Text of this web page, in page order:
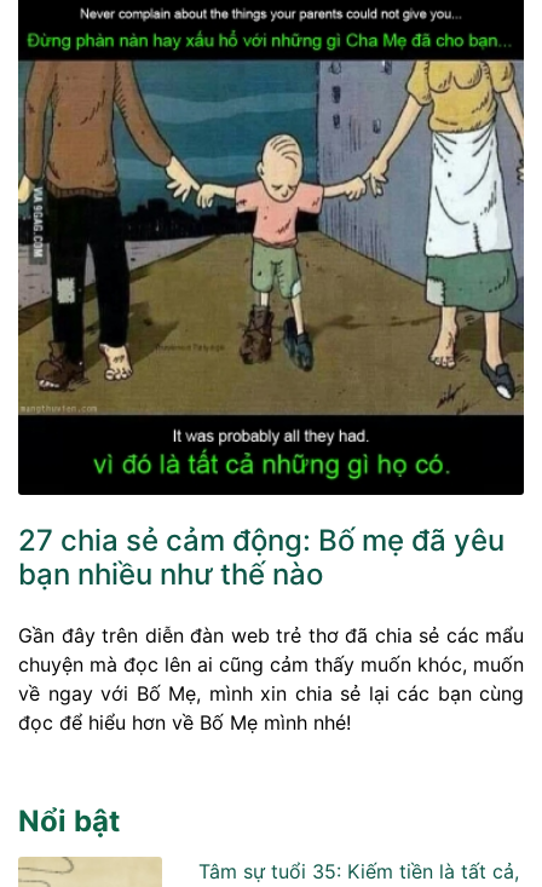
27 chia sẻ cảm động: Bố mẹ đã yêu
bạn nhiều như thế nào
Gần đây trên diễn đàn web trẻ thơ đã chia sẻ các mẩu
chuyện mà đọc lên ai cũng cảm thấy muốn khóc, muốn
về ngay với Bố Mẹ, mình xin chia sẻ lại các bạn cùng
đọc để hiểu hơn về Bố Mẹ mình nhé!
Nổi bật
Tâm sự tuổi 35: Kiếm tiền là tất cả,